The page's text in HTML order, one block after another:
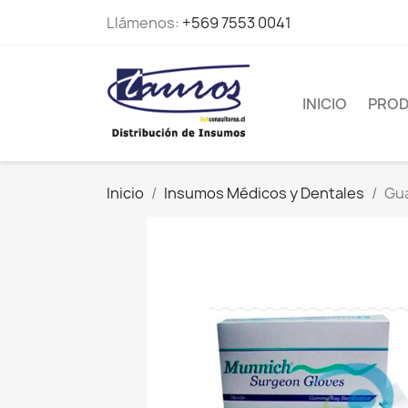
Llámenos: +569 7553 0041
INICIO
Inicio Insumos Médicos y Dentales